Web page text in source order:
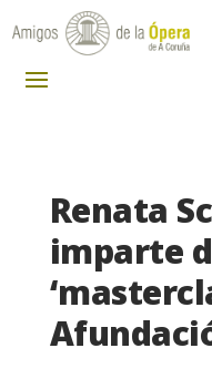
Renata
imparte